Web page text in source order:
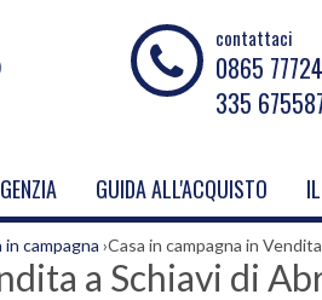
contattaci
0865 77724
335
GUIDA ALL'ACQUISTO
in campagna ›Casa in campagna in
a Schiavi di